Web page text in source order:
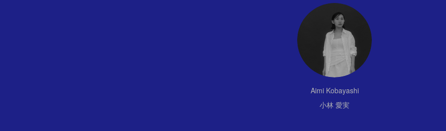
Aimi Kobayashi
小林 愛実